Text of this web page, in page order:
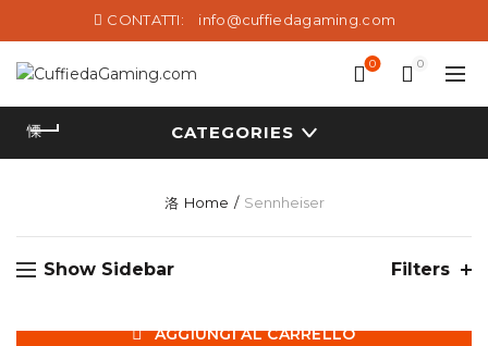
CONTATTI: info@cuffiedagaming.com
0 0
CATEGORIES
Home Sennheiser
Show Sidebar Filters
AGGIUNGI AL CARRELLO